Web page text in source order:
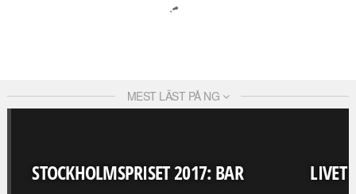
MEST LÄST PÅ NG
STOCKHOLMSPRISET 2017: BAR LIVET